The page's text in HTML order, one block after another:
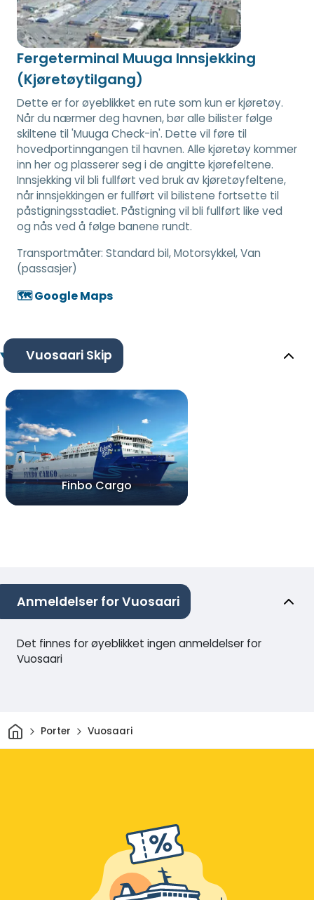
Fergeterminal Muuga Innsjekking
(Kjøretøytilgang)
Dette er for øyeblikket en rute som kun er kjøretøy.
Når du nærmer deg havnen, bør alle bilister følge
skiltene til 'Muuga Check-in'. Dette vil føre til
hovedportinngangen til havnen. Alle kjøretøy kommer
inn her og plasserer seg i de angitte kjørefeltene.
Innsjekking vil bli fullført ved bruk av kjøretøyfeltene,
når innsjekkingen er fullført vil bilistene fortsette til
påstigningsstadiet. Påstigning vil bli fullført like ved
og nås ved å følge banene rundt.
Transportmåter: Standard bil, Motorsykkel, Van
(passasjer)
🗺️ Google Maps
Vuosaari Skip
Finbo Cargo
Anmeldelser for Vuosaari
Det finnes for øyeblikket ingen anmeldelser for
Vuosaari
HjemPorter Vuosaari